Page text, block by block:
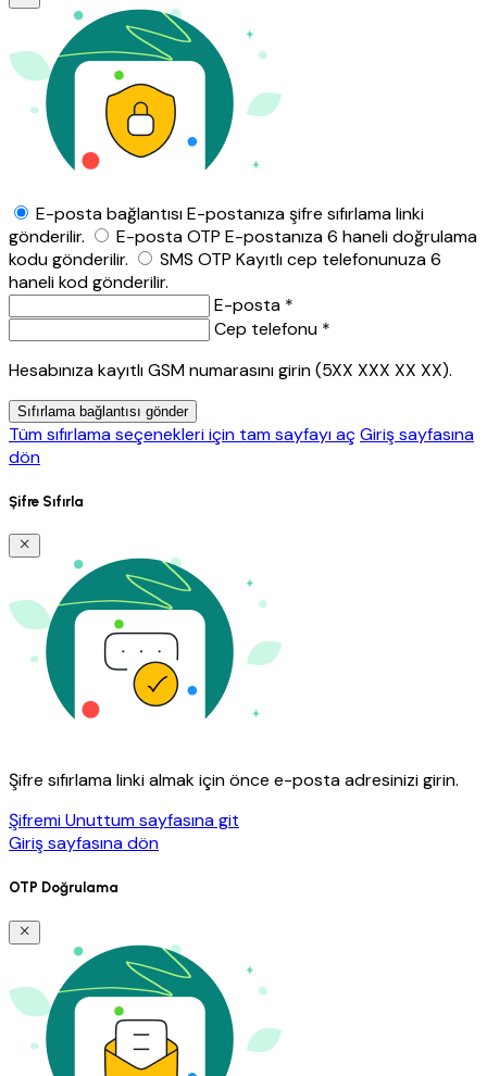
E-posta bağlantısıE-postanıza şifre sıfırlama linki
gönderilir.
E-posta OTP E-postanıza 6 haneli doğrulama
kodu gönderilir.
SMS OTP Kayıtlı cep telefonunuza 6
haneli kod gönderilir.
E-posta *
Cep telefonu *
Hesabınıza kayıtlı GSM numarasını girin (5XX XXX XX XX).
Sıfırlama bağlantısı gönder
Tüm sıfırlama seçenekleri için tam sayfayı açGiriş sayfasına
dön
Şifre Sıfırla
Şifre sıfırlama linki almak için önce e-posta adresinizi girin.
Şifremi Unuttum sayfasına git
Giriş sayfasına dön
OTP Doğrulama